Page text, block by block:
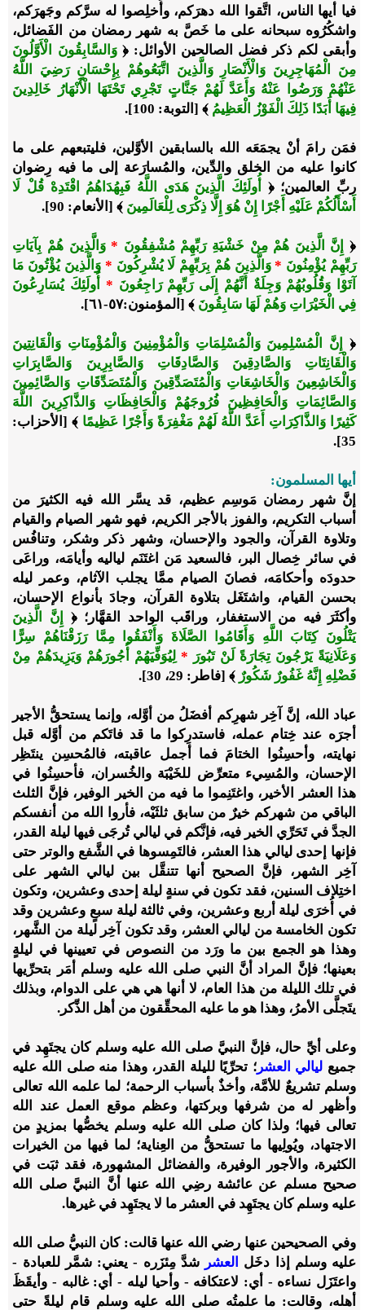
فيا أيها الناس، اتَّقوا الله دهرَكم، وأَخلِصوا له سرَّكم وجَهرَكم،
واشكُرُوه سبحانه على ما خَصَّ به شهر رمضان من الفَضائل،
وأبقى لكم ذكر فضل الصالحين الأوائل: ﴿وَالسَّابِقُونَ الْأَوَّلُونَ
مِنَ الْمُهَاجِرِينَ وَالْأَنْصَارِ وَالَّذِينَ اتَّبَعُوهُمْ بِإِحْسَانٍ رَضِيَ اللَّهُ
عَنْهُمْ وَرَضُوا عَنْهُ وَأَعَدَّ لَهُمْ جَنَّاتٍ تَجْرِي تَحْتَهَا الْأَنْهَارُ خَالِدِينَ
فِيهَا أَبَدًا ذَلِكَ الْفَوْزُ الْعَظِيمُ ﴾ [التوبة: 100].
فمَن رامَ أنْ يجمَعَه الله بالسابقين الأوَّلين، فليتبعهم على ما
كانوا عليه من الخلق والدِّين، والمُسارَعة إلى ما فيه رِضوان
ربِّ العالمين؛ ﴿
أُولَئِكَ الَّذِينَ هَدَى اللَّهُ فَبِهُدَاهُمُ اقْتَدِهْ قُلْ لَا
أَسْأَلُكُمْ عَلَيْهِ أَجْرًا إِنْ هُوَ إِلَّا ذِكْرَى لِلْعَالَمِينَ ﴾ [الأنعام: 90].
﴿ إِنَّ الَّذِينَ هُمْ مِنْ خَشْيَةِ رَبِّهِمْ مُشْفِقُونَ *وَالَّذِينَ هُمْ بِآيَاتِ
رَبِّهِمْ يُؤْمِنُونَ *وَالَّذِينَ هُمْ بِرَبِّهِمْ لَا يُشْرِكُونَ * وَالَّذِينَ يُؤْتُونَ مَا
آتَوْا وَقُلُوبُهُمْ وَجِلَةٌ أَنَّهُمْ إِلَى رَبِّهِمْ رَاجِعُونَ * أُولَئِكَ يُسَارِعُونَ
فِي الْخَيْرَاتِ وَهُمْ لَهَا سَابِقُونَ ﴾ [المؤمنون:٥٧-٦١].
﴿
إِنَّ الْمُسْلِمِينَ وَالْمُسْلِمَاتِ وَالْمُؤْمِنِينَ وَالْمُؤْمِنَاتِ وَالْقَانِتِينَ
وَالْقَانِتَاتِ وَالصَّادِقِينَ وَالصَّادِقَاتِ وَالصَّابِرِينَ وَالصَّابِرَاتِ
وَالْخَاشِعِينَ وَالْخَاشِعَاتِ وَالْمُتَصَدِّقِينَ وَالْمُتَصَدِّقَاتِ وَالصَّائِمِينَ
وَالصَّائِمَاتِ وَالْحَافِظِينَ فُرُوجَهُمْ وَالْحَافِظَاتِ وَالذَّاكِرِينَ اللَّهَ
كَثِيرًا وَالذَّاكِرَاتِ أَعَدَّ اللَّهُ لَهُمْ مَغْفِرَةً وَأَجْرًا عَظِيمًا ﴾ [الأحزاب:
35].
أيها المسلمون:
إنَّ شهر رمضان مَوسِم عظيم، قد يسَّر الله فيه الكثيرَ من
أسباب التكريم، والفوز بالأجر الكريم، فهو شهر الصيام والقيام
وتلاوة القرآن، والجود والإحسان، وشهر ذكر وشكر، وتنافُس
في سائر خِصال البر، فالسعيد مَن اغتَنَم لياليه وأيامَه، وراعَى
حدودَه وأحكامَه، فصانَ الصيام ممَّا يجلب الآثام، وعمر ليله
بحسن القيام، واشتَغَل بتلاوة القرآن، وجادَ بأنواع الإحسان،
وأكثَرَ فيه من الاستغفار، وراقَب الواحد القهَّار؛﴿
إِنَّ الَّذِينَ
يَتْلُونَ كِتَابَ اللَّهِ وَأَقَامُوا الصَّلَاةَ وَأَنْفَقُوا مِمَّا رَزَقْنَاهُمْ سِرًّا
وَعَلَانِيَةً يَرْجُونَ تِجَارَةً لَنْ تَبُورَ * لِيُوَفِّيَهُمْ أُجُورَهُمْ وَيَزِيدَهُمْ مِنْ
فَضْلِهِ إِنَّهُ غَفُورٌ شَكُورٌ ﴾ [فاطر: 29، 30] .
عباد الله،
إنَّ آخِر شهرِكم أفضَلُ من أوَّله، وإنما يستحقُّ الأجير
أجرَه عند خِتام عمله، فاستدرِكوا ما قد فاتَكم من أوَّله قبل
نهايته، وأحسِنُوا الختامَ فما أجمل عاقبته، فالمُحسِن ينتَظِر
الإحسان، والمُسِيء متعرِّض للخَيْبَة والخُسران، فأحسِنُوا في
هذا العشر الأخير، واغتَنِموا ما فيه من الخير الوفير، فإنَّ الثلث
الباقي من شهركم خيرٌ من سابق ثلثَيْه، فأروا الله من أنفسكم
الجدَّ في تَحَرِّي الخير فيه، فإنَّكم في ليالي تُرجَى فيها ليلة القدر،
فإنها إحدى ليالي هذا العشر، فالتَمِسوها في الشَّفع والوتر حتى
آخِر الشهر، فإنَّ الصحيح أنها تتنقَّل بين ليالي الشهر على
اختِلاف السنين، فقد تكون في سنةٍ ليلة إحدى وعشرين، وتكون
في أُخرَى ليلة أربع وعشرين، وفي ثالثة ليلة سبعٍ وعشرين وقد
تكون الخامسة من ليالي العشر، وقد تكون آخِر ليلة من الشَّهر،
وهذا هو الجمع بين ما ورَد من النصوص في تعيينها في ليلةٍ
بعينها؛ فإنَّ المراد أنَّ النبي صلى الله عليه وسلم أمَر بتحرِّيها
في تلك الليلة من هذا العام، لا أنها هي هي على الدوام، وبذلك
يتَجلَّى الأمرُ، وهذا هو ما عليه المحقِّقون من أهل الذِّكر.
وعلى أيِّ حال، فإنَّ النبيَّ صلى الله عليه وسلم كان يجتَهِد في
جميع ليالي العشر؛ تحرِّيًا لليلة القدر، وهذا منه صلى الله عليه
وسلم تشريعٌ للأمَّة، وأخذٌ بأسباب الرحمة؛ لما علمه الله تعالى
وأظهر له من شرفها وبركتها، وعظم موقع العمل عند الله
تعالى فيها؛ ولذا كان صلى الله عليه وسلم يخصُّها بمزيدٍ من
الاجتهاد، ويُولِيها ما تستحقُّ من العِناية؛ لما فيها من الخيرات
الكثيرة، والأجور الوفيرة، والفضائل المشهورة، فقد ثبَت في
صحيح مسلم عن عائشة رضِي الله عنها أنَّ النبيَّ صلى الله
عليه وسلم كان يجتَهِد في العشر ما لا يجتَهِد في غيرها.
وفي الصحيحين عنها رضي الله عنها قالت: كان النبيُّ صلى الله
عليه وسلم إذا دخَل
العشر شدَّ مِئزَره - يعني: شمَّر للعبادة -
واعتَزَل نساءه - أي: لاعتكافه - وأحيا ليله - أي: غالبه - وأيقَظَ
أهله، وقالت: ما علمتُه صلى الله عليه وسلم قام ليلةً حتى